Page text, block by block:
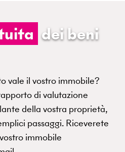
dei beni
vale il vostro immobile?
di valutazione
della vostra proprietà,
passaggi. Riceverete
immobile